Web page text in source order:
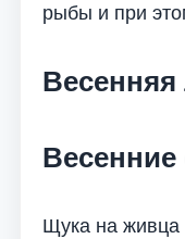
рыбы и при
Щука на живца